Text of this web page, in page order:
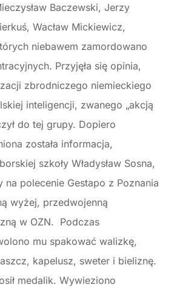
Baczewski, Jerzy
Wacław Mickiewicz,
niebawem zamordowano
Przyjęła się opinia,
zbrodniczego niemieckiego
inteligencji, zwanego „akcją
do tej grupy. Dopiero
została informacja,
szkoły Władysław Sosna,
na polecenie Gestapo z Poznania
wyżej, przedwojenną
w OZN. Podczas
mu spakować walizkę,
kapelusz, sweter i bieliznę.
medalik. Wywieziono